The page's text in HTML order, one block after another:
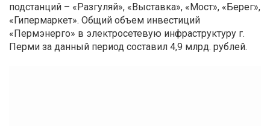
подстанций – «Разгуляй», «Выставка», «Мост», «Берег»,
«Гипермаркет». Общий объем инвестиций
«Пермэнерго» в электросетевую инфраструктуру г.
Перми за данный период составил 4,9 млрд. рублей.